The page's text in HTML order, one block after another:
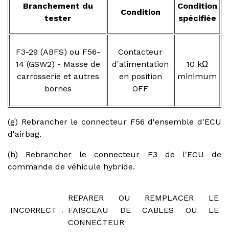
Branchement du
tester
Condition
Condition
spécifiée
F3-29 (ABFS) ou F56-
14 (GSW2) - Masse de
carrosserie et autres
bornes
Contacteur
d'alimentation
en position
OFF
10 kΩ
minimum
(g) Rebrancher le connecteur F56 d'ensemble d'ECU
d'airbag.
(h) Rebrancher le connecteur F3 de l'ECU de
commande de véhicule hybride.
INCORRECT
REPARER OU REMPLACER LE
FAISCEAU DE CABLES OU LE
CONNECTEUR